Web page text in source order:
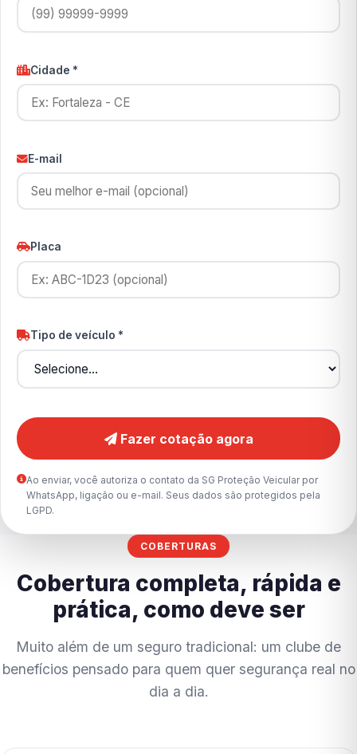
Cidade *
E-mail
Placa
Tipo de veículo *
Fazer cotação agora
Ao enviar, você autoriza o contato da SG Proteção Veicular por
WhatsApp, ligação ou e-mail. Seus dados são protegidos pela
LGPD.
COBERTURAS
Cobertura completa, rápida e
prática, como deve ser
Muito além de um seguro tradicional: um clube de
benefícios pensado para quem quer segurança real no
dia a dia.